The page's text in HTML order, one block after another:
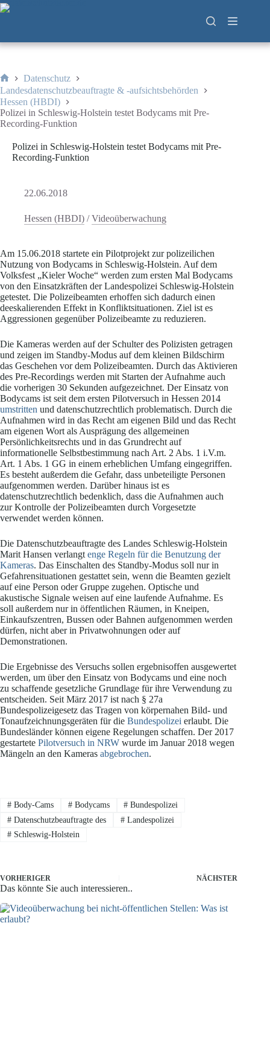
Zum
Inhalt
Start
Datenschutz
Landesdatenschutzbeauftragte & -aufsichtsbehörden
Hessen (HBDI)
Polizei in Schleswig-Holstein testet Bodycams mit Pre-
Recording-Funktion
Polizei in Schleswig-Holstein testet Bodycams mit Pre-
Recording-Funktion
22.06.2018
Hessen (HBDI) /Videoüberwachung
Am 15.06.2018 startete ein Pilotprojekt zur polizeilichen
Nutzung von Bodycams in Schleswig-Holstein. Auf dem
Volksfest „Kieler Woche“ werden zum ersten Mal Bodycams
von den Einsatzkräften der Landespolizei Schleswig-Holstein
getestet. Die Polizeibeamten erhoffen sich dadurch einen
deeskalierenden Effekt in Konfliktsituationen. Ziel ist es
Aggressionen gegenüber Polizeibeamte zu reduzieren.
Die Kameras werden auf der Schulter des Polizisten getragen
und zeigen im Standby-Modus auf dem kleinen Bildschirm
das Geschehen vor dem Polizeibeamten. Durch das Aktivieren
des Pre-Recordings werden mit Starten der Aufnahme auch
die vorherigen 30 Sekunden aufgezeichnet. Der Einsatz von
Bodycams ist seit dem ersten Pilotversuch in Hessen 2014
umstritten und datenschutzrechtlich problematisch. Durch die
Aufnahmen wird in das Recht am eigenen Bild und das Recht
am eigenen Wort als Ausprägung des allgemeinen
Persönlichkeitsrechts und in das Grundrecht auf
informationelle Selbstbestimmung nach Art. 2 Abs. 1 i.V.m.
Art. 1 Abs. 1 GG in einem erheblichen Umfang eingegriffen.
Es besteht außerdem die Gefahr, dass unbeteiligte Personen
aufgenommen werden. Darüber hinaus ist es
datenschutzrechtlich bedenklich, dass die Aufnahmen auch
zur Kontrolle der Polizeibeamten durch Vorgesetzte
verwendet werden können.
Die Datenschutzbeauftragte des Landes Schleswig-Holstein
Marit Hansen verlangt enge Regeln für die Benutzung der
Kameras. Das Einschalten des Standby-Modus soll nur in
Gefahrensituationen gestattet sein, wenn die Beamten gezielt
auf eine Person oder Gruppe zugehen. Optische und
akustische Signale weisen auf eine laufende Aufnahme. Es
soll außerdem nur in öffentlichen Räumen, in Kneipen,
Einkaufszentren, Bussen oder Bahnen aufgenommen werden
dürfen, nicht aber in Privatwohnungen oder auf
Demonstrationen.
Die Ergebnisse des Versuchs sollen ergebnisoffen ausgewertet
werden, um über den Einsatz von Bodycams und eine noch
zu schaffende gesetzliche Grundlage für ihre Verwendung zu
entscheiden. Seit März 2017 ist nach § 27a
Bundespolizeigesetz das Tragen von körpernahen Bild- und
Tonaufzeichnungsgeräten für die Bundespolizei erlaubt. Die
Bundesländer können eigene Regelungen schaffen. Der 2017
gestartete Pilotversuch in NRW wurde im Januar 2018 wegen
Mängeln an den Kameras abgebrochen.
#Body-Cams #Bodycams # Bundespolizei
#Datenschutzbeauftragte des #Landespolizei
#Schleswig-Holstein
VORHERIGER NÄCHSTER
Das könnte Sie auch interessieren..